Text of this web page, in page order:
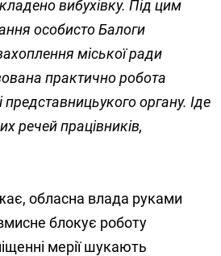
вибухівку. Під цим
особисто Балоги
міської ради
практично робота
представницьукого органу. Іде
речей працівників,
обласна влада руками
блокує роботу
мерії шукають